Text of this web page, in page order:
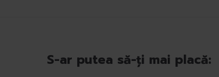
S-ar putea să-ți mai placă: